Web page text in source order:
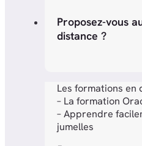
Proposez-vous
distance ?
Les formations en
– La formation
– Apprendre
jumelles